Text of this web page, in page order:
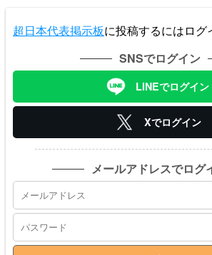
超日本代表掲示板に投稿するにはログ
SNSでログイン
LINEでログイン
Xでログイン
メールアドレスでログ